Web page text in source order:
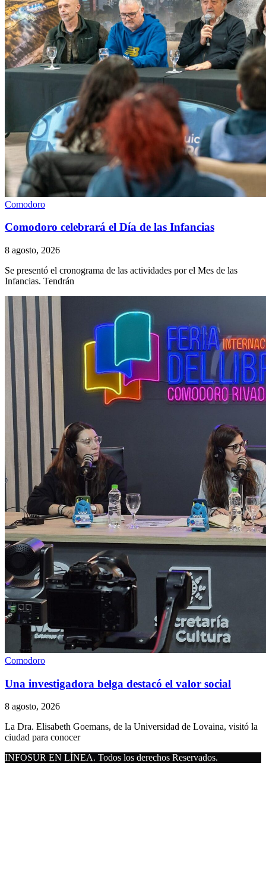
Comodoro
Comodoro celebrará el Día de las Infancias
8 agosto, 2026
Se presentó el cronograma de las actividades por el Mes de las
Infancias. Tendrán
Comodoro
Una investigadora belga destacó el valor social
8 agosto, 2026
La Dra. Elisabeth Goemans, de la Universidad de Lovaina, visitó la
ciudad para conocer
INFOSUR EN LÍNEA. Todos los derechos Reservados.